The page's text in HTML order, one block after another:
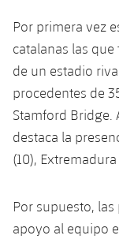
Ciutat
La Masia
plusicon
más
Servicios
Servicios
Accesibilidad
plusicon
más
Instalaciones
SUB9 B
SUB8 A
SUB8 B
Historia
Palmarés
Mini
Jugadores
Fotos
Historia
Jugadores
Fotos
Cadete A
Infantil A
Infantil B
Actualidad
Calendario
Entradas
Resultados
Barça
plusicon
Actualidad
Calendario
Jugadores
Base
Actualidad
Cadete
Campus
Primer
plusicon
más
Por primera vez
catalanas las
de un estadio
procedentes de
Stamford Bridge.
destaca la
(10),
Por supuesto,
apoyo al equipo